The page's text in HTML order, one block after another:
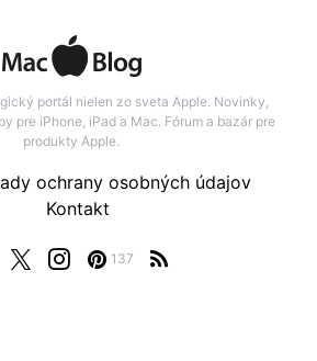
portál nielen zo sveta Apple. Novinky,
pre iPhone, iPad a Mac. Fórum a bazár pre
produkty Apple.
137
ochrany osobných údajov
Kontakt